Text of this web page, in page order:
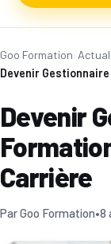
Goo Formation
Devenir
Devenir
Carrière
Par Goo Formation•8